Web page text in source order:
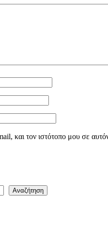
και τον ιστότοπο μου σε
Αναζήτηση